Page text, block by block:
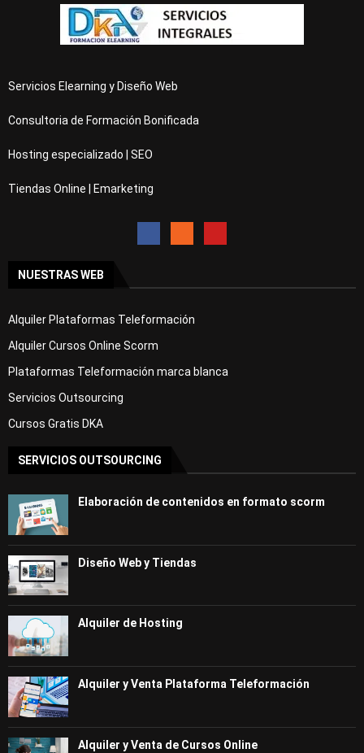
Servicios Elearning y Diseño Web
Consultoria de Formación Bonificada
Hosting especializado | SEO
Tiendas Online | Emarketing
NUESTRAS WEB
Alquiler Plataformas Teleformación
Alquiler Cursos Online Scorm
Plataformas Teleformación marca blanca
Servicios Outsourcing
Cursos Gratis DKA
SERVICIOS OUTSOURCING
Elaboración de contenidos en formato scorm
Diseño Web y Tiendas
Alquiler de Hosting
Alquiler y Venta Plataforma Teleformación
Alquiler y Venta de Cursos Online